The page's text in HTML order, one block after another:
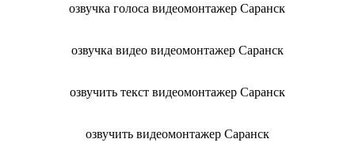
озвучка голоса видеомонтажер Саранск
озвучка видео видеомонтажер Саранск
озвучить текст видеомонтажер Саранск
озвучить видеомонтажер Саранск